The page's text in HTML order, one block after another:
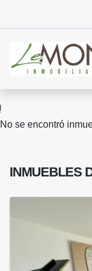
No se encontró
INMUEBLES